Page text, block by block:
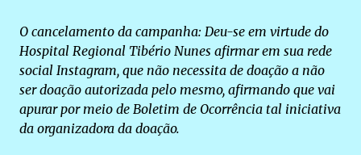
O cancelamento da campanha: Deu-se em virtude do
Hospital Regional Tibério Nunes afirmar em sua rede
social Instagram, que não necessita de doação a não
ser doação autorizada pelo mesmo, afirmando que vai
apurar por meio de Boletim de Ocorrência tal iniciativa
da organizadora da doação.